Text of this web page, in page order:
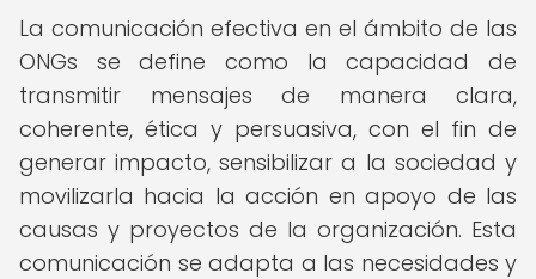
La comunicación efectiva en el ámbito de las
ONGs se define como la capacidad de
transmitir mensajes de manera clara,
coherente, ética y persuasiva, con el fin de
generar impacto, sensibilizar a la sociedad y
movilizarla hacia la acción en apoyo de las
causas y proyectos de la organización. Esta
comunicación se adapta a las necesidades y